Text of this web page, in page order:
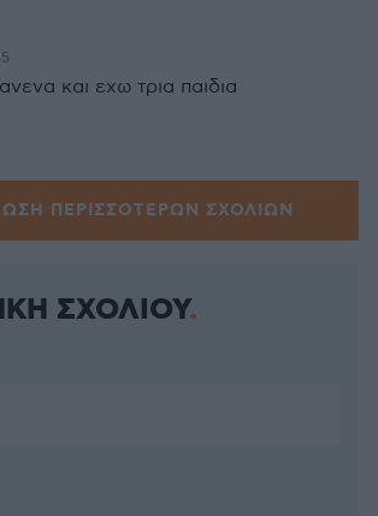
και εχω τρια παιδια
ΠΕΡΙΣΣΟΤΕΡΩΝ ΣΧΟΛΙΩΝ
ΣΧΟΛΙΟΥ